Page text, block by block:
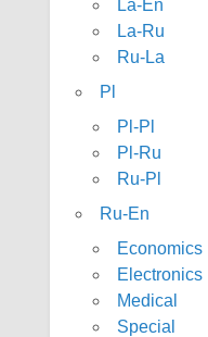
La-En
La-Ru
Ru-La
Pl
Pl-Pl
Pl-Ru
Ru-Pl
Ru-En
Economics
Electronics
Medical
Special